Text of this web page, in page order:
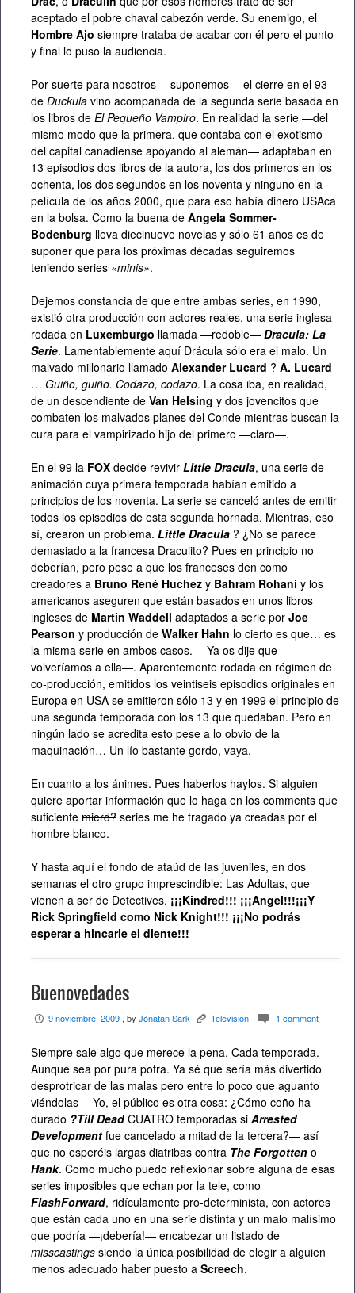
aceptado el pobre chaval cabezón verde. Su enemigo, el
Hombre Ajo siempre trataba de acabar con él pero el punto
y final lo puso la audiencia.
Por suerte para nosotros —suponemos— el cierre en el 93
de Duckula vino acompañada de la segunda serie basada en
los libros de El Pequeño Vampiro. En realidad la serie —del
mismo modo que la primera, que contaba con el exotismo
del capital canadiense apoyando al alemán— adaptaban en
13 episodios dos libros de la autora, los dos primeros en los
ochenta, los dos segundos en los noventa y ninguno en la
película de los años 2000, que para eso había dinero USAca
en la bolsa. Como la buena de Angela Sommer-
Bodenburg lleva diecinueve novelas y sólo 61 años es de
suponer que para los próximas décadas seguiremos
teniendo series «minis».
Dejemos constancia de que entre ambas series, en 1990,
existió otra producción con actores reales, una serie inglesa
rodada en Luxemburgo llamada —redoble— Dracula: La
Serie. Lamentablemente aquí Drácula sólo era el malo. Un
malvado millonario llamado Alexander Lucard ? A. Lucard
… Guiño, guiño. Codazo, codazo. La cosa iba, en realidad,
de un descendiente de Van Helsing y dos jovencitos que
combaten los malvados planes del Conde mientras buscan la
cura para el vampirizado hijo del primero —claro—.
En el 99 la FOX decide revivir Little Dracula, una serie de
animación cuya primera temporada habían emitido a
principios de los noventa. La serie se canceló antes de emitir
todos los episodios de esta segunda hornada. Mientras, eso
sí, crearon un problema. Little Dracula ? ¿No se parece
demasiado a la francesa Draculito? Pues en principio no
deberían, pero pese a que los franceses den como
creadores a Bruno René Huchez y Bahram Rohani y los
americanos aseguren que están basados en unos libros
ingleses de Martin Waddell adaptados a serie por Joe
Pearson y producción de Walker Hahn lo cierto es que… es
la misma serie en ambos casos. —Ya os dije que
volveríamos a ella—. Aparentemente rodada en régimen de
co-producción, emitidos los veintiseis episodios originales en
Europa en USA se emitieron sólo 13 y en 1999 el principio de
una segunda temporada con los 13 que quedaban. Pero en
ningún lado se acredita esto pese a lo obvio de la
maquinación… Un lío bastante gordo, vaya.
En cuanto a los ánimes. Pues haberlos haylos. Si alguien
quiere aportar información que lo haga en los comments que
suficiente mierd? series me he tragado ya creadas por el
hombre blanco.
Y hasta aquí el fondo de ataúd de las juveniles, en dos
semanas el otro grupo imprescindible: Las Adultas, que
vienen a ser de Detectives. ¡¡¡Kindred!!! ¡¡¡Angel!!!¡¡¡Y
Rick Springfield como Nick Knight!!! ¡¡¡No podrás
esperar a hincarle el diente!!!
Buenovedades
P 9 noviembre, 2009 , by Jónatan Sark K Televisión c 1 comment
Siempre sale algo que merece la pena. Cada temporada.
Aunque sea por pura potra. Ya sé que sería más divertido
desprotricar de las malas pero entre lo poco que aguanto
viéndolas —Yo, el público es otra cosa: ¿Cómo coño ha
durado ?Till Dead CUATRO temporadas si Arrested
Development fue cancelado a mitad de la tercera?— así
que no esperéis largas diatribas contra The Forgotten o
Hank. Como mucho puedo reflexionar sobre alguna de esas
series imposibles que echan por la tele, como
FlashForward, ridículamente pro-determinista, con actores
que están cada uno en una serie distinta y un malo malísimo
que podría —¡debería!— encabezar un listado de
misscastings siendo la única posibilidad de elegir a alguien
menos adecuado haber puesto a Screech.